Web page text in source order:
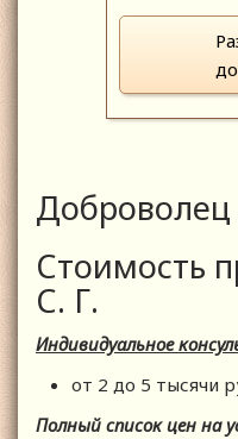
Стоимость
С. Г.
Индивидуальное
от 2 до 5 тысячи
Полный список цен на